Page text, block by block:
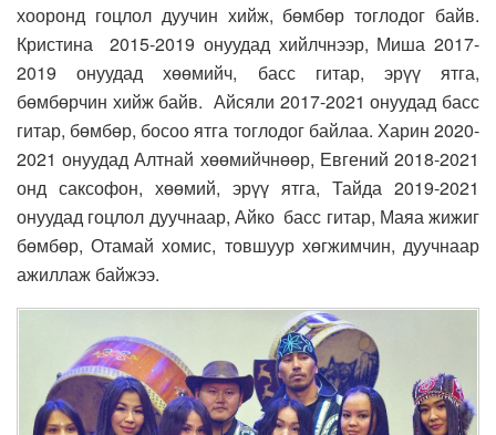
хооронд гоцлол дуучин хийж, бөмбөр тоглодог байв.
Кристина 2015-2019 онуудад хийлчнээр, Миша 2017-
2019 онуудад хөөмийч, басс гитар, эрүү ятга,
бөмбөрчин хийж байв. Айсяли 2017-2021 онуудад басс
гитар, бөмбөр, босоо ятга тоглодог байлаа. Харин 2020-
2021 онуудад Алтнай хөөмийчнөөр, Евгений 2018-2021
онд саксофон, хөөмий, эрүү ятга, Тайда 2019-2021
онуудад гоцлол дуучнаар, Айко басс гитар, Маяа жижиг
бөмбөр, Отамай хомис, товшуур хөгжимчин, дуучнаар
ажиллаж байжээ.